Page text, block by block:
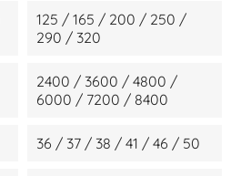
125 / 165 / 200 / 250 /
290 / 320
2400 / 3600 / 4800 /
6000 / 7200 / 8400
36 / 37 / 38 / 41 / 46 / 50